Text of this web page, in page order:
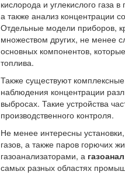
кислорода и углекислого
а также анализ концентрации
Отдельные модели приборов,
множеством других, не менее
основных компонентов,
топлива.
Также существуют
наблюдения концентрации
выбросах. Такие устройства
производственного контроля.
Не менее интересны
газов, а также паров горючих
газоанализаторами, а
самых разных областях